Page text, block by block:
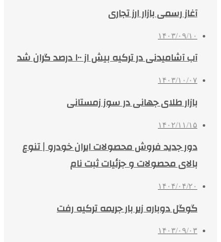
آغاز رسمی بازار ارز تجاری
۱۴۰۳/۰۹/۱۰
آب آشامیدنی در ترکیه بیش از ۱۰۰ درصد گران شد
۱۴۰۳/۱۰/۰۷
بازار طلای جهانی در سوز زمستانی
۱۴۰۲/۱۱/۱۵
دور جدید فروش محصولات ایران خودرو | تنوع
بالای محصولات و جزئیات ثبت نام
۱۴۰۴/۰۴/۲۰
گوگل دوباره زیر بار جریمه ترکیه رفت
۱۴۰۳/۰۹/۰۳